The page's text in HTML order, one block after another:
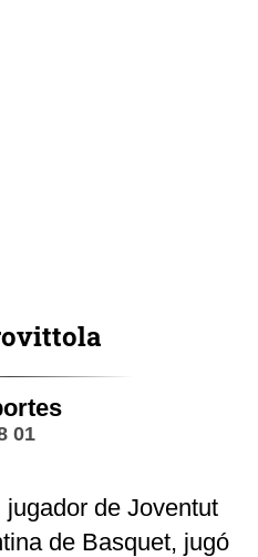
01
de Joventut
de Basquet, jugó